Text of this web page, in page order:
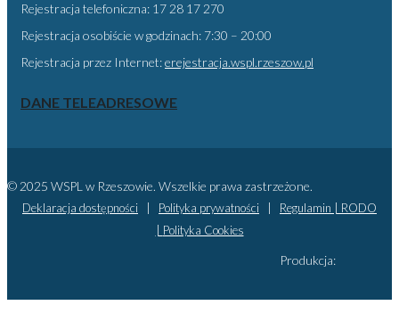
Rejestracja telefoniczna: 17 28 17 270
Rejestracja osobiście w godzinach: 7:30 – 20:00
Rejestracja przez Internet:erejestracja.wspl.rzeszow.pl
DANE TELEADRESOWE
© 2025 WSPL w Rzeszowie. Wszelkie prawa zastrzeżone.
Deklaracja dostępności Polityka prywatności Regulamin | RODO
Polityka Cookies
Produkcja: